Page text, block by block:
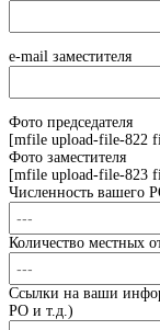
e-mail заместителя
Фото председателя
[mfile upload-file-822
Фото заместителя
[mfile upload-file-823
Численность вашего
Количество местных
Ссылки на ваши
РО и т.д.)